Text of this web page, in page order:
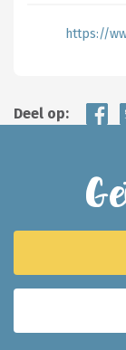
https://
Deel op: